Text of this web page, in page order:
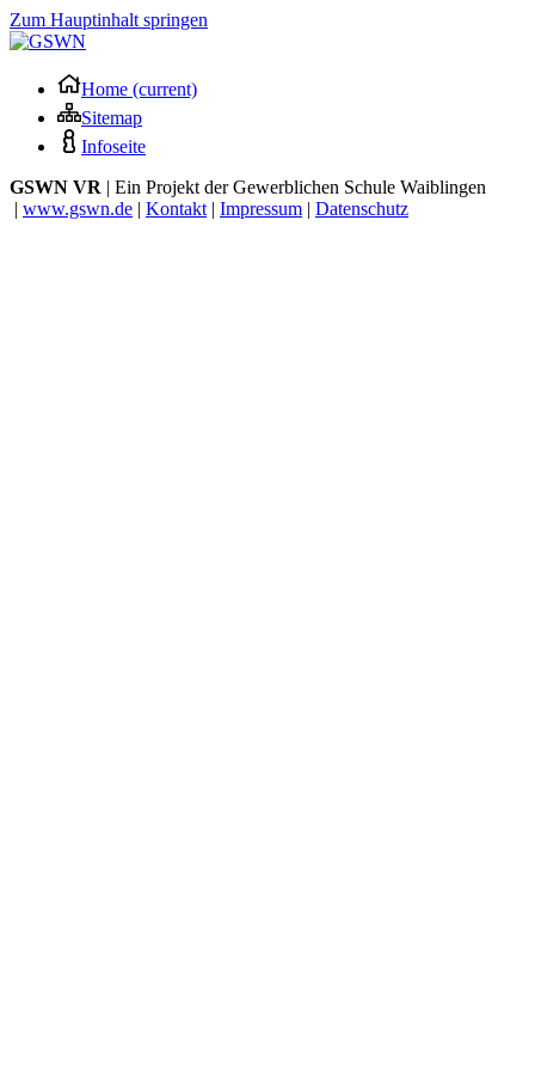
Zum Hauptinhalt springen
Home (current)
Sitemap
Infoseite
GSWN VR | Ein Projekt der Gewerblichen Schule Waiblingen
| www.gswn.de | Kontakt | Impressum | Datenschutz